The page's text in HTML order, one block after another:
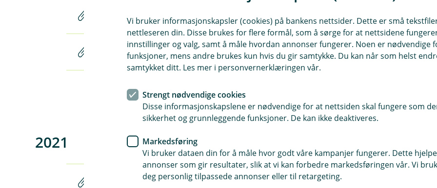
1. kvartal 2022 (pdf) 2. kvartal 2022
3. kvartal 2022 (pdf)
2021
Årsrapport 2021 (pdf)
Vi bruker informasjonskapsler (cookies) på bankens nettsider. Dette er små
nettleseren din. Disse brukes for flere formål, som å sørge for at nettsidene
innstillinger og valg, samt å måle hvordan annonser fungerer. Noen er nødvendige
funksjoner, mens andre brukes kun hvis du gir samtykke. Du kan når som helst
samtykket ditt. Les mer i personvernerklæringen vår.
Strengt nødvendige cookies
Disse informasjonskapslene er nødvendige for at nettsiden skal fungere som
sikkerhet og grunnleggende funksjoner. De kan ikke deaktiveres.
Markedsføring
Vi bruker dataen din for å måle hvor godt våre kampanjer fungerer. Dette
annonser som gir resultater, slik at vi kan forbedre markedsføringen vår. Vi
deg personlig tilpassede annonser eller til retargeting.